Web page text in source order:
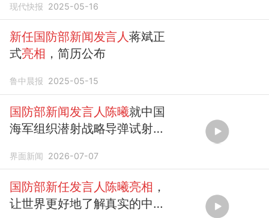
现代快报 2025-05-16
新任国防部新闻发言人蒋斌正
式亮相 ，简历公布
鲁中晨报 2025-05-15
国防部新闻发言人陈曦就中国
海军组织潜射战略导弹试射答
界面新闻 2026-07-07
国防部新任发言人陈曦亮相 ，
让世界更好地了解真实的中国